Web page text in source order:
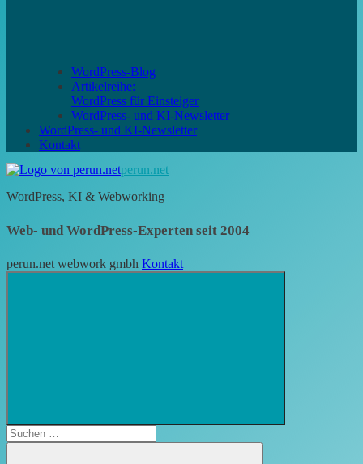
WordPress-Blog
Artikelreihe:
WordPress für Einsteiger
WordPress- und KI-Newsletter
WordPress- und KI-Newsletter
Kontakt
perun.net
WordPress, KI & Webworking
Web- und WordPress-Experten seit 2004
perun.net webwork gmbh Kontakt
öffnen
Suchen
nach: